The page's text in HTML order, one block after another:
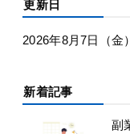
更新日
2026年8月7日（金）
新着記事
副